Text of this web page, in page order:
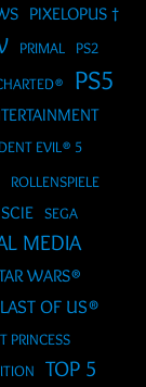
PIXELOPUS †
PRIMAL PS2
PS5
EVIL® 5
ROLLENSPIELE
SCIE SEGA
MEDIA
WARS®
OF US®
PRINCESS
TOP 5